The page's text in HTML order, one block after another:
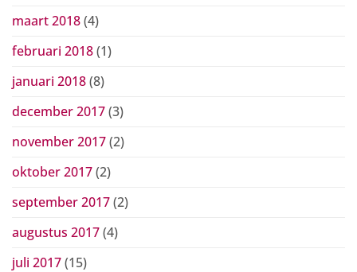
maart 2018(4)
februari 2018(1)
januari 2018(8)
december 2017(3)
november 2017(2)
oktober 2017(2)
september 2017(2)
augustus 2017(4)
juli 2017(15)